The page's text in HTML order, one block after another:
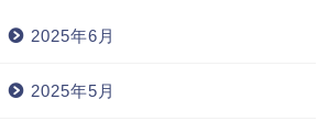
2025年6月
2025年5月